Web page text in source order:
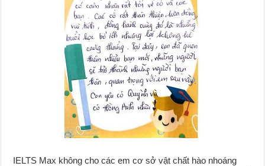
IELTS Max không cho các em cơ sở vật chất hào nhoáng